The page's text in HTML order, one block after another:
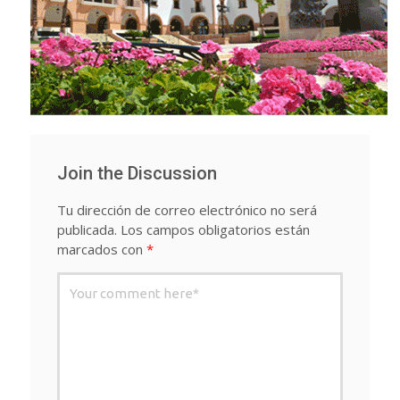
Join the Discussion
Tu dirección de correo electrónico no será
publicada. Los campos obligatorios están
marcados con *